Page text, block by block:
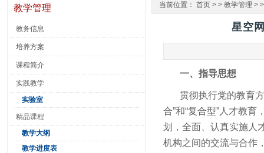
教学管理
教务信息
培养方案
课程简介
实践教学
实验室
精品课程
教学大纲
教学进度表
当前位置： 首页 > > 教学管理 >
星空
一、 指导思想
贯彻执行党的教育
合”和“复合型”人才教
划，全面、认真实施人
机构之间的交流与合作